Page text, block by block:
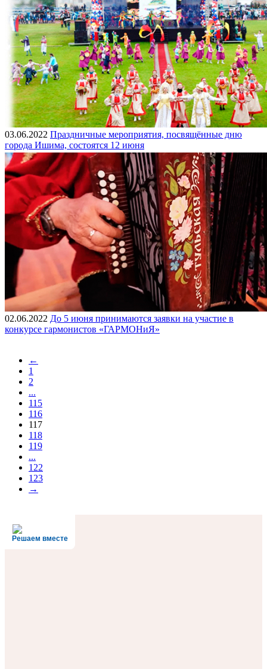
03.06.2022 Праздничные мероприятия, посвящённые дню
города Ишима, состоятся 12 июня
02.06.2022 До 5 июня принимаются заявки на участие в
конкурсе гармонистов «ГАРМОНиЯ»
←
1
2
...
115
116
117
118
119
...
122
123
→
Решаем вместе